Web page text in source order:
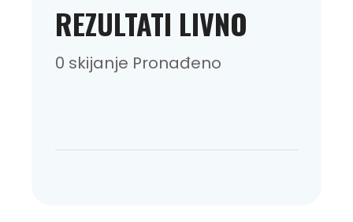
REZULTATI LIVNO
0 skijanje Pronađeno